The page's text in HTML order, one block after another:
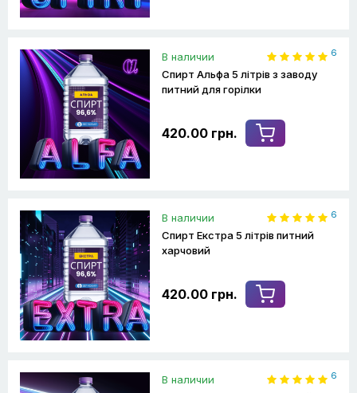
В наличии 6
Спирт Альфа 5 літрів з заводу
питний для горілки
420.00 грн.
В наличии 6
Спирт Екстра 5 літрів питний
харчовий
420.00 грн.
В наличии 6